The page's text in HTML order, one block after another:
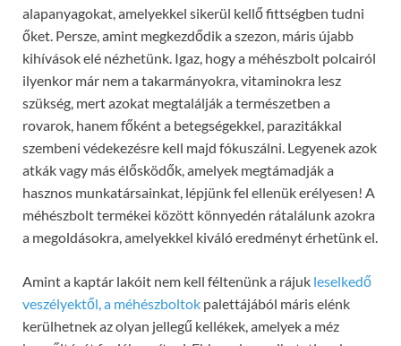
alapanyagokat, amelyekkel sikerül kellő fittségben tudni
őket. Persze, amint megkezdődik a szezon, máris újabb
kihívások elé nézhetünk. Igaz, hogy a méhészbolt polcairól
ilyenkor már nem a takarmányokra, vitaminokra lesz
szükség, mert azokat megtalálják a természetben a
rovarok, hanem főként a betegségekkel, parazitákkal
szembeni védekezésre kell majd fókuszálni. Legyenek azok
atkák vagy más élősködők, amelyek megtámadják a
hasznos munkatársainkat, lépjünk fel ellenük erélyesen! A
méhészbolt termékei között könnyedén rátalálunk azokra
a megoldásokra, amelyekkel kiváló eredményt érhetünk el.
Amint a kaptár lakóit nem kell féltenünk a rájuk leselkedő
veszélyektől, a méhészboltok palettájából máris elénk
kerülhetnek az olyan jellegű kellékek, amelyek a méz